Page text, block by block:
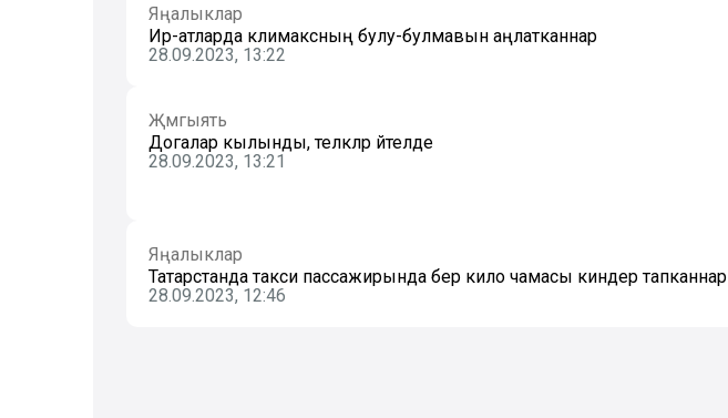
Яңалыклар
Ир-атларда климаксның булу-булмавын аңлатканнар
28.09.2023, 13:22
Җәмгыять
Догалар кылынды, теләкләр әйтелде
28.09.2023, 13:21
Яңалыклар
Татарстанда такси пассажирында бер кило чамасы киндер тапканнар
28.09.2023, 12:46